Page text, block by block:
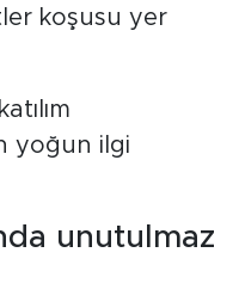
koşusu yer
yoğun ilgi
unutulmaz